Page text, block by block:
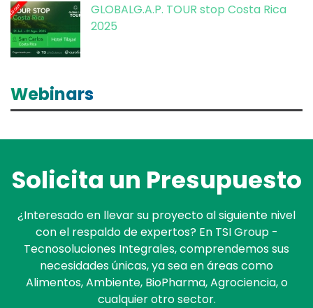
GLOBALG.A.P. TOUR stop Costa Rica
2025
Webinars
Solicita un Presupuesto
¿Interesado en llevar su proyecto al siguiente nivel
con el respaldo de expertos? En TSI Group -
Tecnosoluciones Integrales, comprendemos sus
necesidades únicas, ya sea en áreas como
Alimentos, Ambiente, BioPharma, Agrociencia, o
cualquier otro sector.